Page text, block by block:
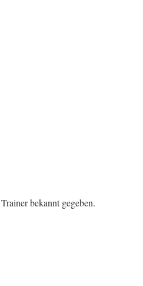
bekannt gegeben.